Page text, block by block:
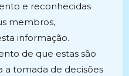
e reconhecidas
membros,
informação.
de que estas são
a tomada de decisões